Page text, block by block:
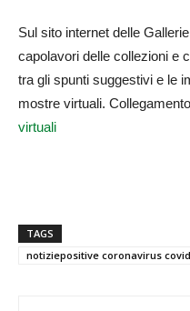
Sul sito internet delle
capolavori delle collezioni e
tra gli spunti suggestivi e le
mostre virtuali.
virtuali
TAGS
notiziepositive coronavirus